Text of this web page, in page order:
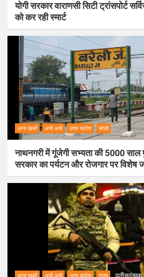
योगी सरकार वाराणसी सिटी ट्रांसपोर्ट
को कर रही स्मार्ट
अन्य ख़बरें अभी अभी उत्तर प्रदेश बरेली
नाथनगरी में गूंजेगी सभ्यता की 5000 साल
सरकार का पर्यटन और रोजगार पर विशेष